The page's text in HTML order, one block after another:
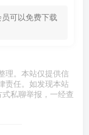
可以免费下载
理。本站仅提供信
责任。如发现本站
私聊举报，一经查